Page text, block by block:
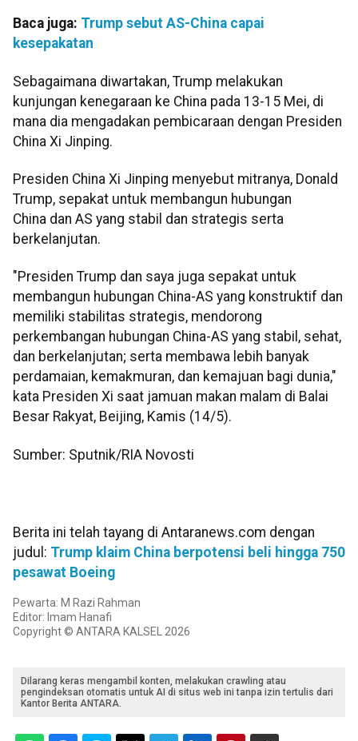
Baca juga: Trump sebut AS-China capai
kesepakatan
Sebagaimana diwartakan, Trump melakukan
kunjungan kenegaraan ke China pada 13-15 Mei, di
mana dia mengadakan pembicaraan dengan Presiden
China Xi Jinping.
Presiden China Xi Jinping menyebut mitranya, Donald
Trump, sepakat untuk membangun hubungan
China dan AS yang stabil dan strategis serta
berkelanjutan.
"Presiden Trump dan saya juga sepakat untuk
membangun hubungan China-AS yang konstruktif dan
memiliki stabilitas strategis, mendorong
perkembangan hubungan China-AS yang stabil, sehat,
dan berkelanjutan; serta membawa lebih banyak
perdamaian, kemakmuran, dan kemajuan bagi dunia,"
kata Presiden Xi saat jamuan makan malam di Balai
Besar Rakyat, Beijing, Kamis (14/5).
Sumber: Sputnik/RIA Novosti
Berita ini telah tayang di Antaranews.com dengan
judul: Trump klaim China berpotensi beli hingga 750
pesawat Boeing
Pewarta: M Razi Rahman
Editor: Imam Hanafi
Copyright © ANTARA KALSEL 2026
Dilarang keras mengambil konten, melakukan crawling atau
pengindeksan otomatis untuk AI di situs web ini tanpa izin tertulis dari
Kantor Berita ANTARA.